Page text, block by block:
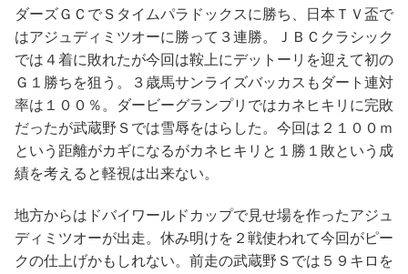
ダーズＧＣでＳタイムパラドックスに勝ち、日本ＴＶ盃で
はアジュディミツオーに勝って３連勝。ＪＢＣクラシック
では４着に敗れたが今回は鞍上にデットーリを迎えて初の
Ｇ１勝ちを狙う。３歳馬サンライズバッカスもダート連対
率は１００％。ダービーグランプリではカネヒキリに完敗
だったが武蔵野Ｓでは雪辱をはらした。今回は２１００ｍ
という距離がカギになるがカネヒキリと１勝１敗という成
績を考えると軽視は出来ない。
地方からはドバイワールドカップで見せ場を作ったアジュ
ディミツオーが出走。休み明けを２戦使われて今回がピー
クの仕上げかもしれない。前走の武蔵野Ｓでは５９キロを